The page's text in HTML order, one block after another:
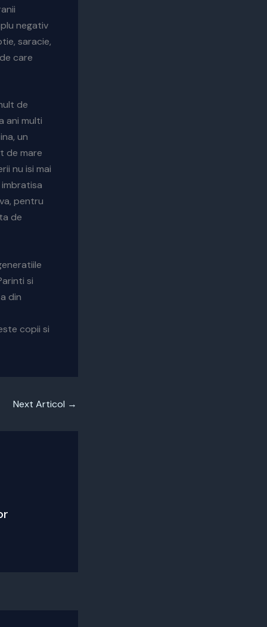
negativ
saracie,
care
de
ani multi
un
de mare
nu isi mai
pentru
de
si
din
copii si
Next Articol →